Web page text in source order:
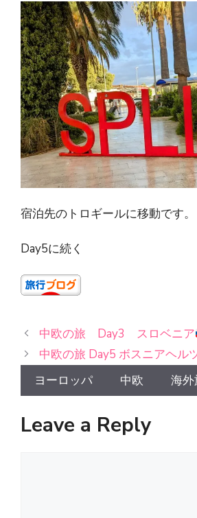
宿泊先のトロギールに移動です。
Day5に続く
中欧の旅 Day3 スロベニア
中欧の旅 Day5 ボスニアヘル
ヨーロッパ
中欧 海
Leave a Reply